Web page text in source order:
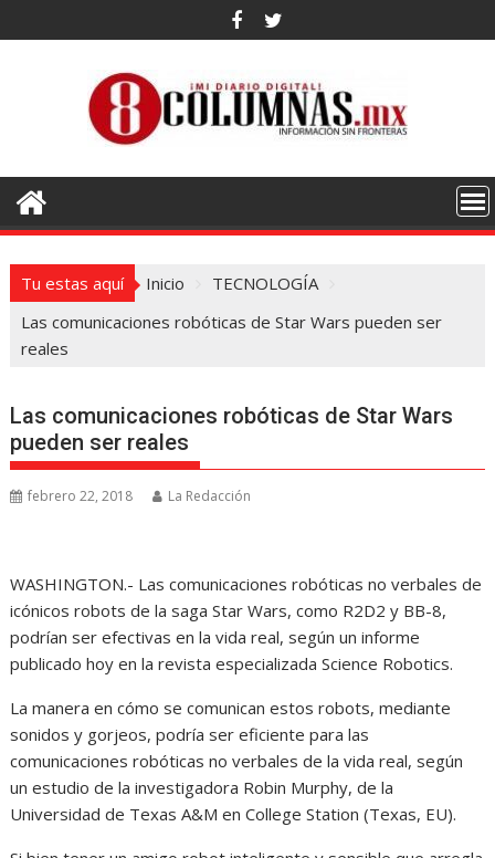
al
Tu estas aquí Inicio
TECNOLOGÍA
Las comunicaciones robóticas de Star Wars pueden ser
reales
Las comunicaciones robóticas de Star Wars
pueden ser reales
febrero 22, 2018 La Redacción
WASHINGTON.- Las comunicaciones robóticas no verbales de
icónicos robots de la saga Star Wars, como R2D2 y BB-8,
podrían ser efectivas en la vida real, según un informe
publicado hoy en la revista especializada Science Robotics.
La manera en cómo se comunican estos robots, mediante
sonidos y gorjeos, podría ser eficiente para las
comunicaciones robóticas no verbales de la vida real, según
un estudio de la investigadora Robin Murphy, de la
Universidad de Texas A&M en College Station (Texas, EU).